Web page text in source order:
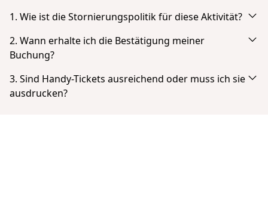
1. Wie ist die Stornierungspolitik für diese Aktivität?
Stornierung bis zu 24 Stunden vor Beginn mit vollständiger
Rückerstattung.
2. Wann erhalte ich die Bestätigung meiner
Buchung?
Du erhältst eine E-Mail-Benachrichtigung direkt nach deiner
erfolgreichen Zahlung. Wenn du diese nicht in deinem
3. Sind Handy-Tickets ausreichend oder muss ich sie
ausdrucken?